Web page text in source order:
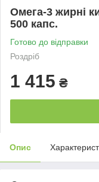
Омега-3 жирні
500 капс.
Готово до відправки
Роздріб
1 415 ₴
Опис